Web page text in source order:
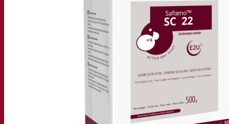
Levedura Superior da Fermentis
Caracterização do produto
Desenvolvimento de produto
Nossas marcas
E2U™ – Easy To Use
SafYeast™
All In 1™
Fermentis Academy™
Outros serviços
Fabricação sob encomenda